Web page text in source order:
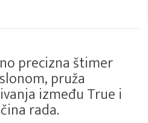
precizna štimer
pruža
između True i
rada.